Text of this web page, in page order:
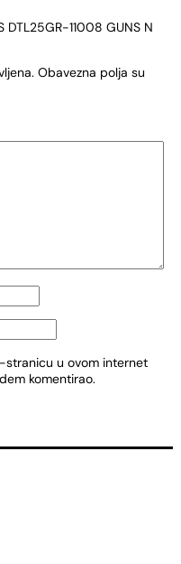
DTL25GR-11008 GUNS N
Obavezna polja su
u ovom internet
komentirao.